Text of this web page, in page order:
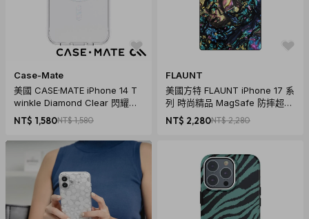
Case-Mate
美國 CASE·MATE iPhone 14 T
winkle Diamond Clear 閃耀星
環環保抗菌防摔保護殼MagSafe
版 - 透明
NT$ 1,580NT$ 1,580
FLAUNT
美國方特 FLAUNT iPhone 17 系
列 時尚精品 MagSafe 防摔超方
殼 - 黑曜琉光
NT$ 2,280NT$ 2,280